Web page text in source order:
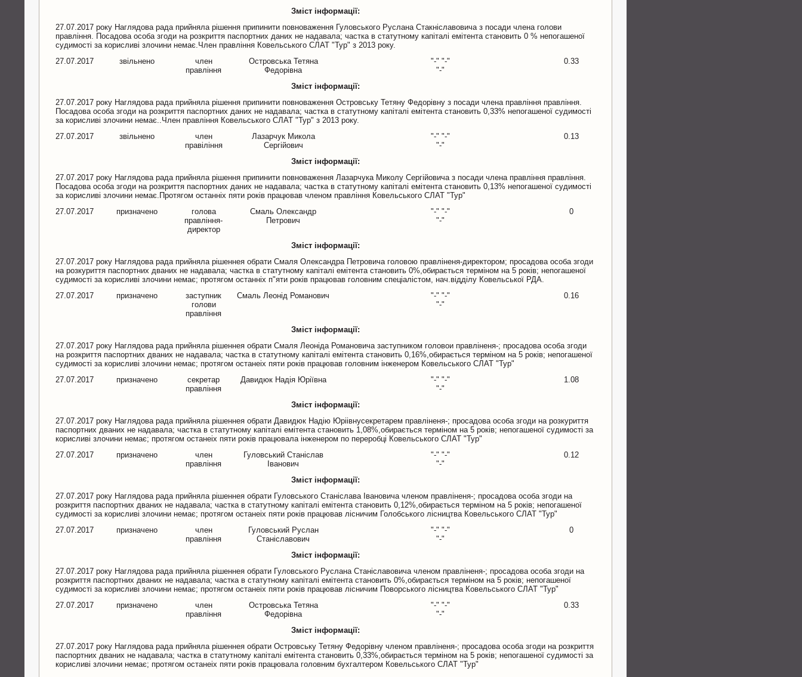
Зміст інформації:
27.07.2017 року Наглядова рада прийняла рішення припинити повноваження Гуловського Руслана Стакніславовича з посади члена голови
правління. Посадова особа згоди на розкриття паспортних даних не надавала; частка в статутному капіталі емітента становить 0 % непогашеної
судимості за корисливі злочини немає.Член правління Ковельського СЛАТ "Тур" з 2013 року.
27.07.2017
звільнено
член
правління
Островська Тетяна
Федорівна
"-" "-"
"-"
0.33
Зміст інформації:
27.07.2017 року Наглядова рада прийняла рішення припинити повноваження Островську Тетяну Федорівну з посади члена правління правління.
Посадова особа згоди на розкриття паспортних даних не надавала; частка в статутному капіталі емітента становить 0,33% непогашеної судимості
за корисливі злочини немає..Член правління Ковельського СЛАТ "Тур" з 2013 року.
27.07.2017
звільнено
член
правіління
Лазарчук Микола
Сергійович
"-" "-"
"-"
0.13
Зміст інформації:
27.07.2017 року Наглядова рада прийняла рішення припинити повноваження Лазарчука Миколу Сергійовича з посади члена правління правління.
Посадова особа згоди на розкриття паспортних даних не надавала; частка в статутному капіталі емітента становить 0,13% непогашеної судимості
за корисливі злочини немає.Протягом останніх пяти років працював членом правління Ковельського СЛАТ "Тур"
27.07.2017
призначено
голова
правління-
директор
Смаль Олександр
Петрович
"-" "-"
"-"
0
Зміст інформації:
27.07.2017 року Наглядова рада прийняла рішеннея обрати Смаля Олександра Петровича головою правліненя-директором; просадова особа згоди
на розкуриття паспортних дваних не надавала; частка в статутному капіталі емітента становить 0%,обирається терміном на 5 років; непогашеної
судимості за корисливі злочини немає; протягом останніх п"яти років працював головним спеціалістом, нач.відділу Ковельської РДА.
27.07.2017
призначено
заступник
голови
правління
Смаль Леонід Романович
"-" "-"
"-"
0.16
Зміст інформації:
27.07.2017 року Наглядова рада прийняла рішеннея обрати Смаля Леоніда Романовича заступником головои правліненя-; просадова особа згоди
на розкриття паспортних дваних не надавала; частка в статутному капіталі емітента становить 0,16%,обирається терміном на 5 років; непогашеної
судимості за корисливі злочини немає; протягом останеіх пяти років працював головним інженером Ковельського СЛАТ "Тур"
27.07.2017
призначено
секретар
правління
Давидюк Надія Юріївна
"-" "-"
"-"
1.08
Зміст інформації:
27.07.2017 року Наглядова рада прийняла рішеннея обрати Давидюк Надію Юріівнусекретарем правліненя-; просадова особа згоди на розкуриття
паспортних дваних не надавала; частка в статутному капіталі емітента становить 1,08%,обирається терміном на 5 років; непогашеної судимості за
корисливі злочини немає; протягом останеіх пяти років працювала інженером по переробці Ковельського СЛАТ "Тур"
27.07.2017
призначено
член
правління
Гуловський Станіслав
Іванович
"-" "-"
"-"
0.12
Зміст інформації:
27.07.2017 року Наглядова рада прийняла рішеннея обрати Гуловського Станіслава Івановича членом правліненя-; просадова особа згоди на
розкриття паспортних дваних не надавала; частка в статутному капіталі емітента становить 0,12%,обирається терміном на 5 років; непогашеної
судимості за корисливі злочини немає; протягом останеіх пяти років працював лісничим Голобського лісництва Ковельського СЛАТ "Тур"
27.07.2017
призначено
член
правління
Гуловський Руслан
Станіславович
"-" "-"
"-"
0
Зміст інформації:
27.07.2017 року Наглядова рада прийняла рішеннея обрати Гуловського Руслана Станіславовича членом правліненя-; просадова особа згоди на
розкриття паспортних дваних не надавала; частка в статутному капіталі емітента становить 0%,обирається терміном на 5 років; непогашеної
судимості за корисливі злочини немає; протягом останеіх пяти років працював лісничим Поворського лісництва Ковельського СЛАТ "Тур"
27.07.2017
призначено
член
правління
Островська Тетяна
Федорівна
"-" "-"
"-"
0.33
Зміст інформації:
27.07.2017 року Наглядова рада прийняла рішеннея обрати Островську Тетяну Федорівну членом правліненя-; просадова особа згоди на розкриття
паспортних дваних не надавала; частка в статутному капіталі емітента становить 0,33%,обирається терміном на 5 років; непогашеної судимості за
корисливі злочини немає; протягом останеіх пяти років працювала головним бухгалтером Ковельського СЛАТ "Тур"